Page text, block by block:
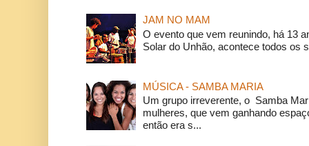
JAM NO MAM
O evento que vem reunindo, há 13
Solar do Unhão, acontece todos os
MÚSICA - SAMBA MARIA
Um grupo irreverente, o Samba
mulheres, que vem ganhando
então era s...